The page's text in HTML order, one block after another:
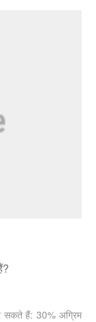
सकते हैं: 30% अग्रिम